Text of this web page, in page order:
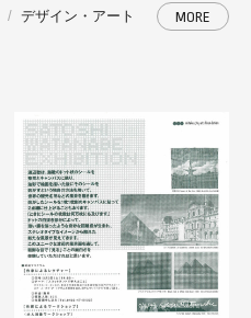
デザイン・アート MORE